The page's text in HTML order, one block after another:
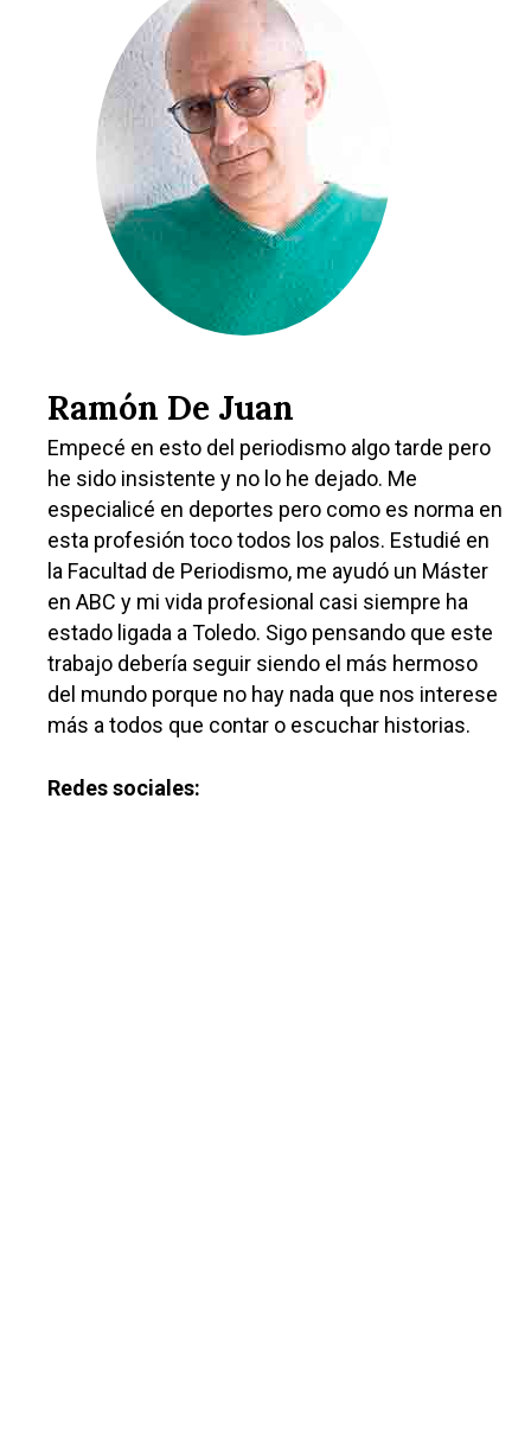
Ramón De Juan
Empecé en esto del periodismo algo tarde pero
he sido insistente y no lo he dejado. Me
especialicé en deportes pero como es norma en
esta profesión toco todos los palos. Estudié en
la Facultad de Periodismo, me ayudó un Máster
en ABC y mi vida profesional casi siempre ha
estado ligada a Toledo. Sigo pensando que este
trabajo debería seguir siendo el más hermoso
del mundo porque no hay nada que nos interese
más a todos que contar o escuchar historias.
Redes sociales:
Castilla-La
Toledo
Ciudad Real
Talavera
Sanidad
Economía
Deportes
Sucesos
Medio Ambiente
Planeta Rural
Especiales
Política
Galerías